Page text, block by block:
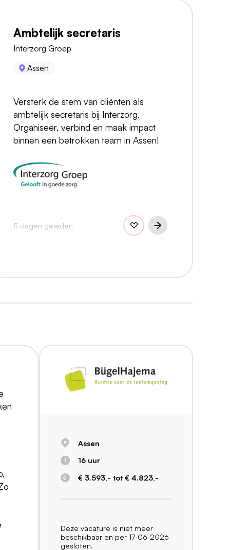
Ambtelijk secretaris
Interzorg Groep
Assen
Versterk de stem van cliënten als
ambtelijk secretaris bij Interzorg.
Organiseer, verbind en maak impact
binnen een betrokken team in Assen!
5 dagen geleden
Assen
16 uur
€ 3.593,- tot € 4.823,-
Deze vacature is niet meer
beschikbaar en per 17-06-2026
gesloten.